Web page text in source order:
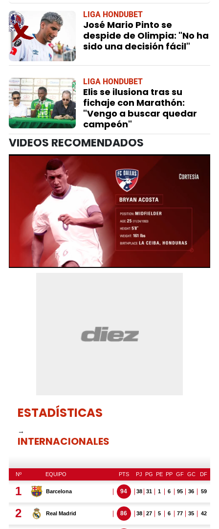
LIGA HONDUBET
José Mario Pinto se
despide de Olimpia: "No ha
sido una decisión fácil"
LIGA HONDUBET
Elis se ilusiona tras su
fichaje con Marathón:
"Vengo a buscar quedar
campeón"
VIDEOS RECOMENDADOS
ESTADÍSTICAS
→
INTERNACIONALES